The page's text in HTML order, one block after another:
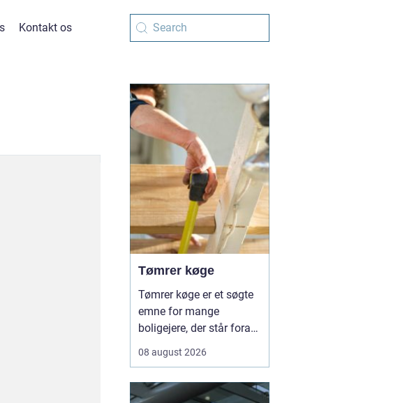
Kontakt os
Tømrer køge
Tømrer køge er et søgte
emne for mange
boligejere, der står foran
tilbygning eller et helt nyt
skal have udført
08 august 2026